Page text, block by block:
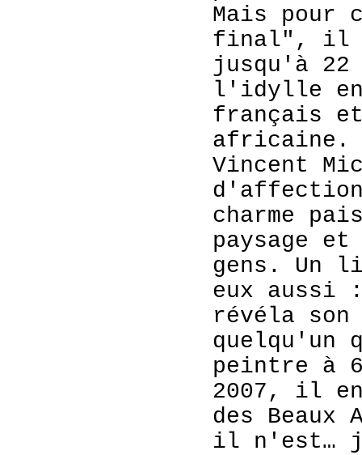
Mais pour
final", il
jusqu'à
l'idylle
français
africaine.
Vincent
d'affection
charme
paysage
gens. Un
eux aussi
révéla
quelqu'un
peintre à
2007, il
des Beaux
il n'est…